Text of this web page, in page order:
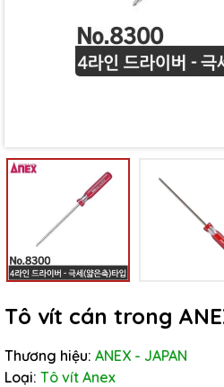
Tô vít cán trong
Thương hiệu: ANEX - JAPAN
Loại: Tô vít Anex
Ngày hết hạn: